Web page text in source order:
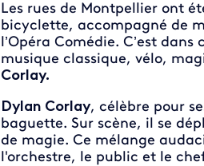
Les rues de Montpellier ont
bicyclette, accompagné de
l’Opéra Comédie. C’est
musique classique, vélo,
Corlay.
Dylan Corlay, célèbre pour
baguette. Sur scène, il se
de magie. Ce mélange
l'orchestre, le public et le